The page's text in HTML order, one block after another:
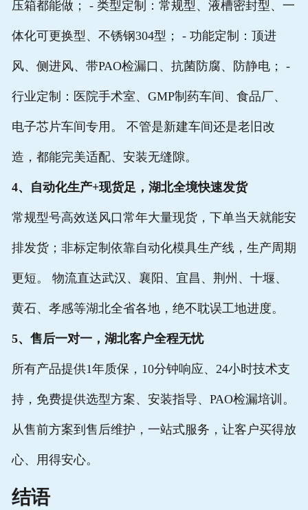
压箱都能做； - 类型定制：常规型、液槽密封型、一
体化可更换型、不锈钢304型； - 功能定制：顶进
风、侧进风、带PAO检漏口、抗菌防腐、防静电； -
行业定制：医院手术室、GMP制药车间、食品厂、
电子芯片车间专用。 不管是新建车间还是老旧改
造，都能完美适配、安装无缝隙。
4、自动化生产+现货足，湖北全境快速发货
常规型号高效送风口常年大量现货，下单当天就能安
排发货；非标定制依靠自动化模具生产线，生产周期
更短。 物流直达武汉、襄阳、宜昌、荆州、十堰、
黄石、孝感等湖北全省各地，绝不耽误工地进度。
5、售后一对一，湖北客户全程无忧
所有产品提供1年质保，10分钟响应、24小时技术支
持，免费提供选型方案、安装指导、PAO检漏培训。
从售前方案到售后维护，一站式服务，让客户买得放
心、用得安心。
结语